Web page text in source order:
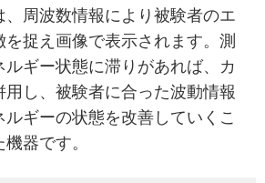
周波数情報により被験者のエ
捉え画像で表示されます。測
ルギー状態に滞りがあれば、カ
用し、被験者に合った波動情報
ギーの状態を改善していくこ
器です。